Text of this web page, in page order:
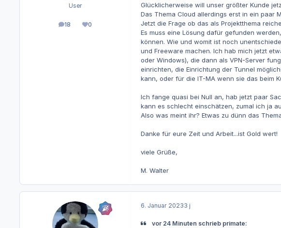
User
18
Beiträge0
Reputation
Glücklicherweise will unser größter Kunde
Das Thema Cloud allerdings erst in ein paar
Jetzt die Frage ob das als Projektthema
Es muss eine Lösung dafür gefunden
können. Wie und womit ist noch
und Freeware machen. Ich hab mich jetzt
oder Windows), die dann als VPN-Server
einrichten, die Einrichtung der Tunnel
kann, oder für die IT-MA wenn sie das beim
Ich fange quasi bei Null an, hab jetzt paar
kann es schlecht einschätzen, zumal ich ja
Also was meint ihr? Etwas zu dünn das
Danke für eure Zeit und Arbeit...ist Gold wert!
viele Grüße,
M. Walter
6. Januar 20233 j
vor 24 Minuten schrieb primate: